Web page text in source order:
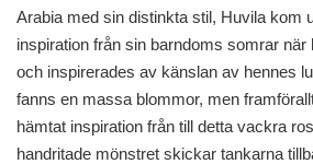
Arabia med sin distinkta stil, Huvila kom
inspiration från sin barndoms somrar
och inspirerades av känslan av hennes
fanns en massa blommor, men
hämtat inspiration från till detta vackra
handritade mönstret skickar tankarna